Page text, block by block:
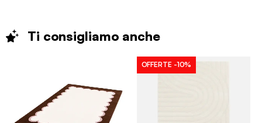
Ti consigliamo anche
OFFERTE -10%